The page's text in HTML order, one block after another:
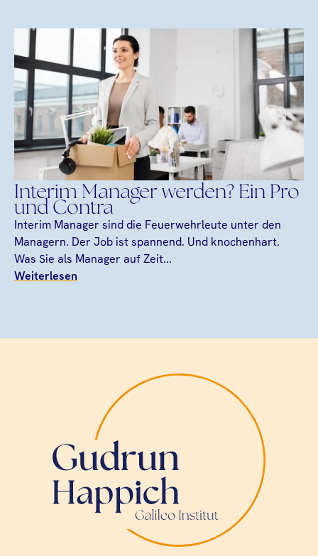
Interim Manager werden? Ein Pro
und Contra
Interim Manager sind die Feuerwehrleute unter den
Managern. Der Job ist spannend. Und knochenhart.
Was Sie als Manager auf Zeit...
Weiterlesen